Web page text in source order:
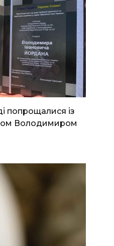
попрощалися із
Володимиром